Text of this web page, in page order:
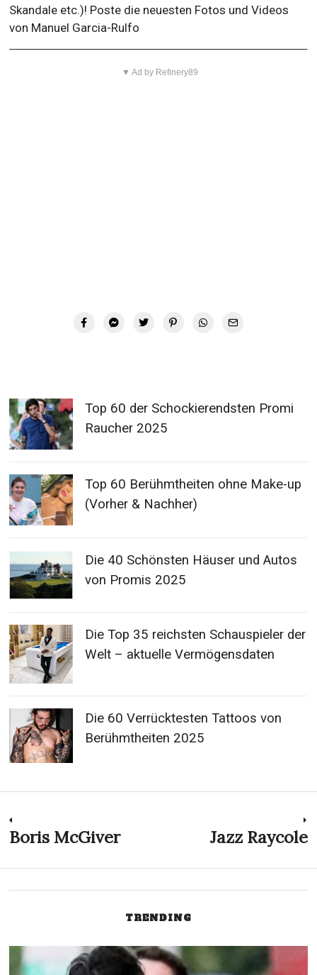
Skandale etc.)! Poste die neuesten Fotos und Videos
von Manuel Garcia-Rulfo
▼ Ad by Refinery89
Top 60 der Schockierendsten Promi
Raucher 2025
Top 60 Berühmtheiten ohne Make-up
(Vorher & Nachher)
Die 40 Schönsten Häuser und Autos
von Promis 2025
Die Top 35 reichsten Schauspieler der
Welt – aktuelle Vermögensdaten
Die 60 Verrücktesten Tattoos von
Berühmtheiten 2025
Post
navigation
Previous
Boris McGiver Jazz Raycole
TRENDING